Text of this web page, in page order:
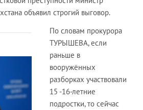
объявил строгий выговор.
По словам прокурора
ТУРЫШЕВА, если
раньше в
вооружённых
разборках участвовали
15 -16-летние
подростки, то сейчас